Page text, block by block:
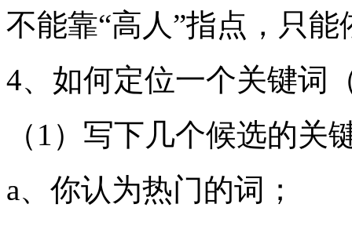
不能靠“高人”指点，只
4、如何定位一个关键词
（1）写下几个候选的关
a、你认为热门的词；